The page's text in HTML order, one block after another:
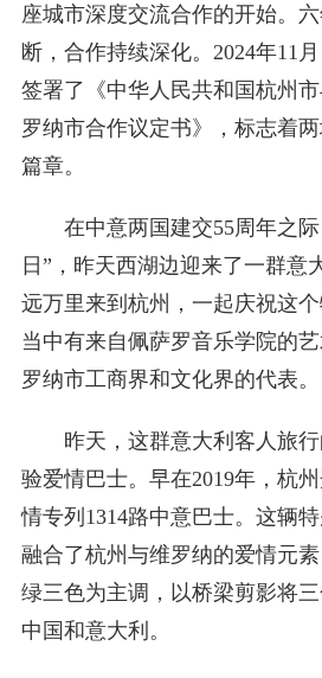
座城市深度交流合作的开始。
断，合作持续深化。2024年11
签署了《中华人民共和国杭州
罗纳市合作议定书》，标志着
篇章。
在中意两国建交55周年之
日”，昨天西湖边迎来了一群意
远万里来到杭州，一起庆祝这
当中有来自佩萨罗音乐学院的
罗纳市工商界和文化界的代表。
昨天，这群意大利客人旅
验爱情巴士。早在2019年，杭
情专列1314路中意巴士。这辆
融合了杭州与维罗纳的爱情元素
绿三色为主调，以桥梁剪影将
中国和意大利。